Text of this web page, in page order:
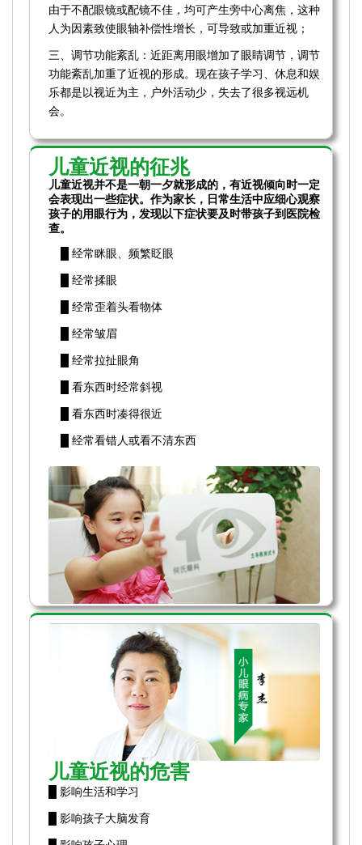
由于不配眼镜或配镜不佳，均可产生旁中心离焦，这种
人为因素致使眼轴补偿性增长，可导致或加重近视；
三、调节功能紊乱：近距离用眼增加了眼睛调节，调节
功能紊乱加重了近视的形成。现在孩子学习、休息和娱
乐都是以视近为主，户外活动少，失去了很多视远机
会。
儿童近视的征兆
儿童近视并不是一朝一夕就形成的，有近视倾向时一定
会表现出一些症状。作为家长，日常生活中应细心观察
孩子的用眼行为，发现以下症状要及时带孩子到医院检
查。
█ 经常眯眼、频繁眨眼
█ 经常揉眼
█ 经常歪着头看物体
█ 经常皱眉
█ 经常拉扯眼角
█ 看东西时经常斜视
█ 看东西时凑得很近
█ 经常看错人或看不清东西
儿童近视的危害
█ 影响生活和学习
█ 影响孩子大脑发育